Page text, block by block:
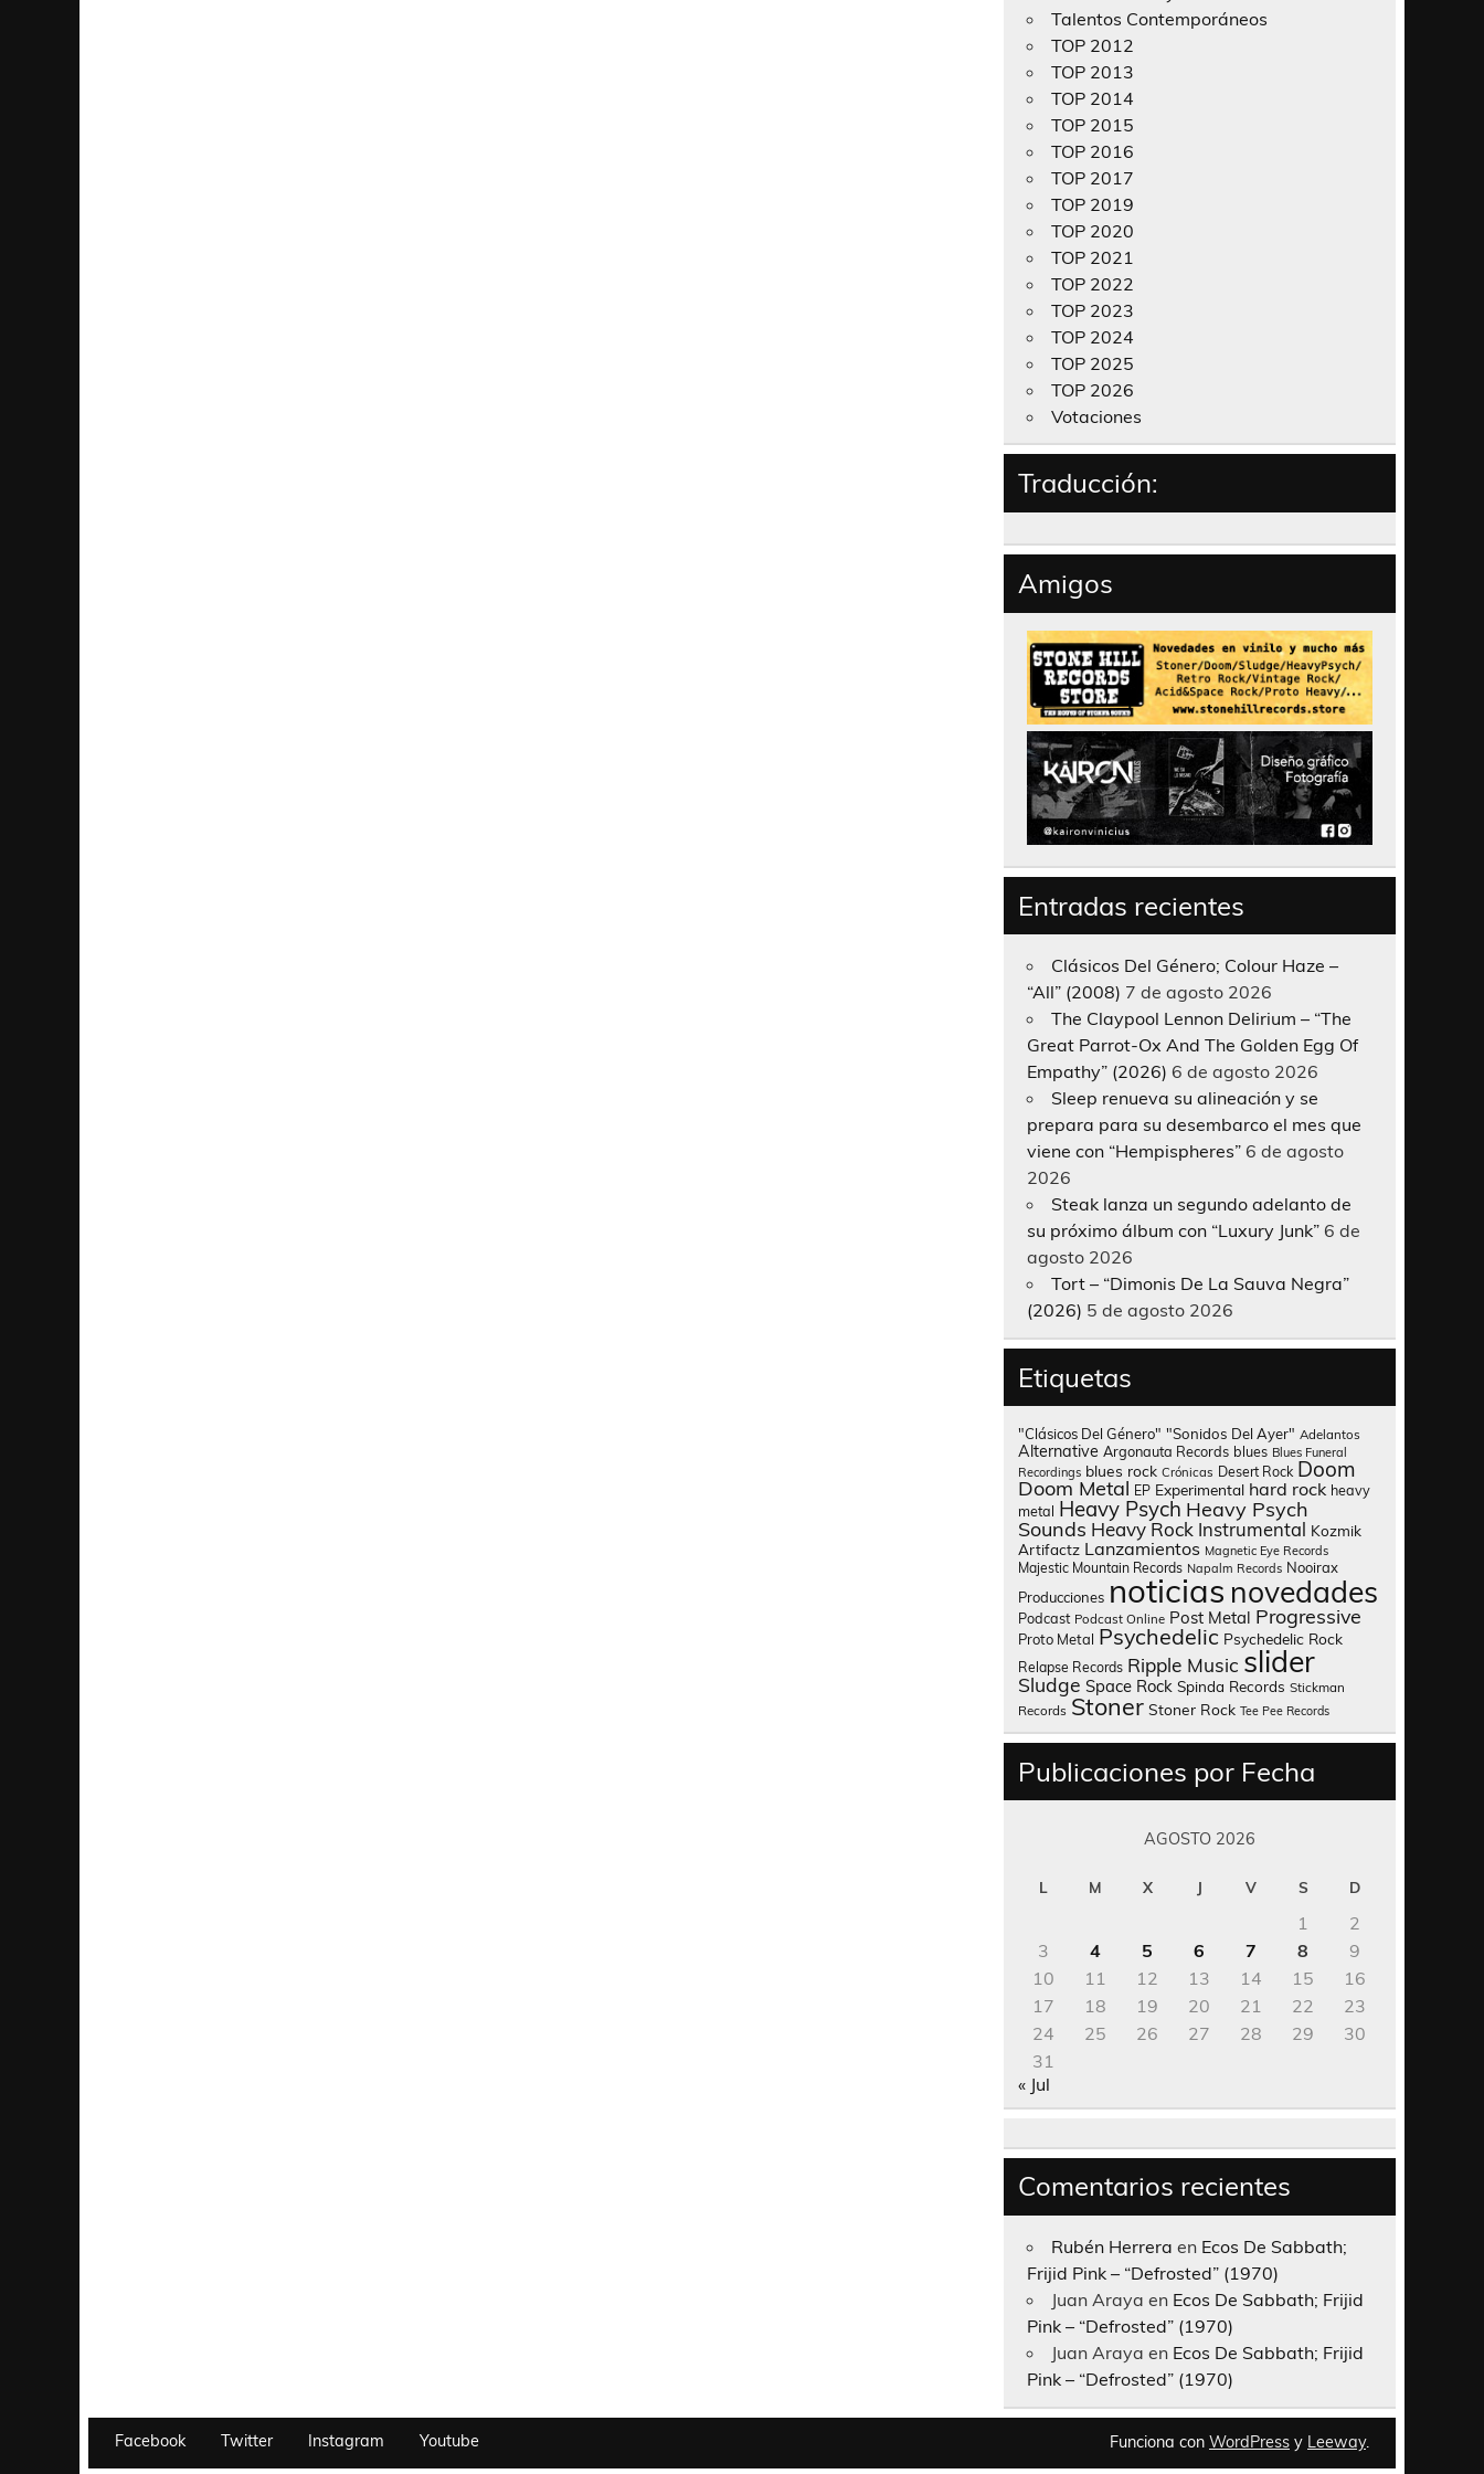
Talentos Contemporáneos
TOP 2012
TOP 2013
TOP 2014
TOP 2015
TOP 2016
TOP 2017
TOP 2019
TOP 2020
TOP 2021
TOP 2022
TOP 2023
TOP 2024
TOP 2025
TOP 2026
Votaciones
Traducción:
Amigos
Entradas recientes
Clásicos Del Género; Colour Haze –
“All” (2008) 7 de agosto 2026
The Claypool Lennon Delirium – “The
Great Parrot-Ox And The Golden Egg Of
Empathy” (2026) 6 de agosto 2026
Sleep renueva su alineación y se
prepara para su desembarco el mes que
viene con “Hempispheres” 6 de agosto
2026
Steak lanza un segundo adelanto de
su próximo álbum con “Luxury Junk” 6 de
agosto 2026
Tort – “Dimonis De La Sauva Negra”
(2026) 5 de agosto 2026
Etiquetas
"Clásicos Del Género" "Sonidos Del Ayer" Adelantos
Alternative Argonauta Records blues Blues Funeral
Recordings blues rock Crónicas Desert Rock Doom
Doom Metal EP Experimental hard rock heavy
metal Heavy Psych Heavy Psych
Sounds Heavy Rock Instrumental Kozmik
Artifactz Lanzamientos Magnetic Eye Records
Majestic Mountain Records Napalm Records Nooirax
Producciones noticias novedades
Podcast Podcast Online Post Metal Progressive
Proto Metal Psychedelic Psychedelic Rock
Relapse Records Ripple Music slider
Sludge Space Rock Spinda Records Stickman
Records Stoner Stoner Rock Tee Pee Records
Publicaciones por Fecha
AGOSTO 2026
L M X J V S D
1
2
3
4 5 6 7 8
9
10
11 12 13 14 15
16
17
18 19 20 21 22
23
24
25 26 27 28 29
30
31
« Jul
Comentarios recientes
Rubén Herrera en Ecos De Sabbath;
Frijid Pink – “Defrosted” (1970)
Juan Araya en Ecos De Sabbath; Frijid
Pink – “Defrosted” (1970)
Juan Araya en Ecos De Sabbath; Frijid
Pink – “Defrosted” (1970)
Facebook Twitter Instagram Youtube Funciona con WordPress y Leeway.